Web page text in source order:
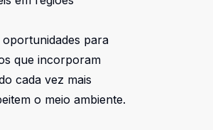
para
que incorporam
cada vez mais
o meio ambiente.